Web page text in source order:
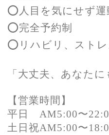
⭕️人目を気にせず運
⭕️完全予約制
⭕️リハビリ、ストレ
「大丈夫、あなた
【営業時間】
平日 AM5:00〜
土日祝AM5:00〜